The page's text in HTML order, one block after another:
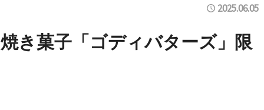
2025.06.05
き菓子「ゴディバターズ」限